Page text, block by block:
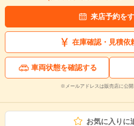
来店予約を
在庫確認・見積依
車両状態を確認する
※メールアドレスは販売店に公開
お気に入りに